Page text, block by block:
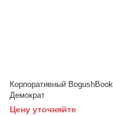
Корпоративный BogushBook
Демократ
Цену уточняйте